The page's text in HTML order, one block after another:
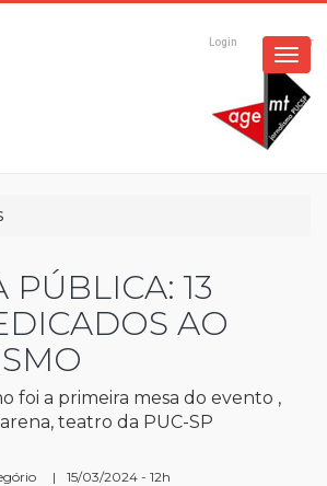
Login Registrar
MULTIMÍDIA
OPINIÃO
PÚBLICA: 13
AO
foi a primeira mesa do evento ,
teatro da PUC-SP
| 15/03/2024 - 12h